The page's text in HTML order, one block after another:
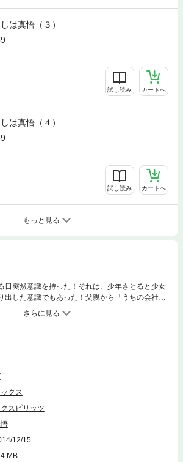
は真悟（３）
試し読み カートへ
は真悟（４）
試し読み カートへ
もっと見る
日突然意識を持った！それは、少年さとると少女
出した意識でもあった！父親から「うちの会社に
聞いたさとるは、興味津々。モンローと名付けら
出会うが！？待望の第5巻配信！
クス
スピリッツ
12/15
MB